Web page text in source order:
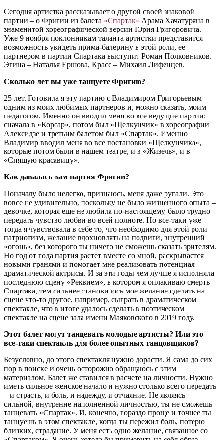
Сегодня артистка рассказывает о другой своей знаковой
партии – о Фригии из балета «Спартак» Арама Хачатуряна в
знаменитой хореографической версии Юрия Григоровича.
Уже 9 ноября поклонникам таланта артистки представится
возможность увидеть прима-балерину в этой роли, ее
партнером в партии Спартака выступит Роман Полковников,
Эгина – Наталья Ершова, Красс – Михаил Лифенцев.
Сколько лет вы уже танцуете Фригию?
25 лет. Готовила я эту партию с Владимиром Григорьевым –
одним из моих любимых партнеров и, можно сказать, моим
педагогом. Именно он вводил меня во все ведущие партии:
сначала в «Корсар», потом был «Щелкунчик» в хореографии
Алексидзе и третьим балетом был «Спартак». Именно
Владимир вводил меня во все постановки «Щелкунчика»,
которые потом были в нашем театре, и в «Жизель», и в
«Спящую красавицу».
Как давалась вам партия Фригии?
Поначалу было нелегко, признаюсь, меня даже ругали. Это
вовсе не удивительно, поскольку не было жизненного опыта –
девочке, которая еще не любила по-настоящему, было трудно
передать чувство любви во всей полноте. Но все-таки уже
тогда я чувствовала в себе то, что необходимо для этой роли –
патриотизм, желание вдохновлять на подвиги, внутренний
«огонь», без которого ты ничего не сможешь сказать зрителям.
Но год от года партия растет вместе со мной, раскрывается
новыми гранями и помогает мне реализовать потенциал
драматической актрисы. И за эти годы чем лучше я исполняла
последнюю сцену «Реквием», в котором я оплакиваю смерть
Спартака, тем сильнее становилось мое желание сделать на
сцене что-то другое, например, сыграть в драматическом
спектакле, что в итоге удалось сделать в поэтическом
спектакле на сцене зала имени Маяковского в 2019 году.
Этот балет могут танцевать молодые артисты? Или это
все-таки спектакль для более опытных танцовщиков?
Безусловно, до этого спектакля нужно дорасти. Я сама до сих
пор в поиске и очень осторожно обращаюсь с этим
материалом. Балет же ставился в расчете на личности. Нужно
иметь сильное женское начало и нужно столько всего передать
– и страсть, и боль, и надежду, и отчаяние. Не являясь
сильной, внутренне наполненной личностью, ты не сможешь
танцевать «Спартак». И, конечно, гораздо проще и точнее ты
танцуешь в этом спектакле, когда ты пережил боль, потерю
близких, страдание. У меня есть одно желание, связанное со